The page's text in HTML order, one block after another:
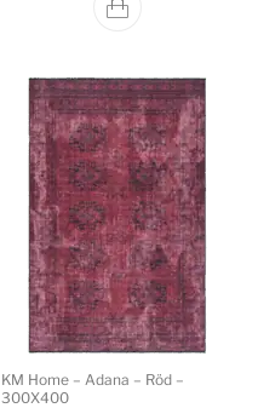
KM Home – Adana – Röd –
300X400